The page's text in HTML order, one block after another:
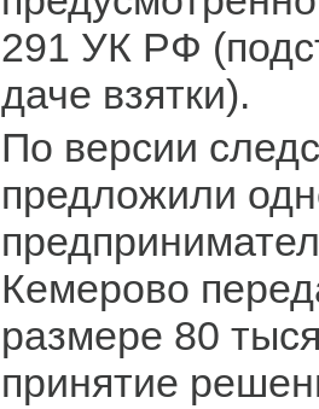
291 УК РФ
даче взятки).
По версии
предложили
Кемерово
размере 80
принятие